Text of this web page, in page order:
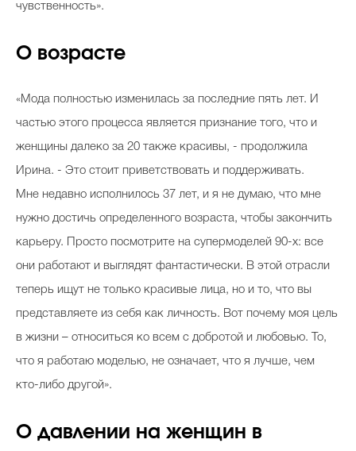
чувственность».
О возрасте
«Мода полностью изменилась за последние пять лет. И
частью этого процесса является признание того, что и
женщины далеко за 20 также красивы, - продолжила
Ирина. - Это стоит приветствовать и поддерживать.
Мне недавно исполнилось 37 лет, и я не думаю, что мне
нужно достичь определенного возраста, чтобы закончить
карьеру. Просто посмотрите на супермоделей 90-х: все
они работают и выглядят фантастически. В этой отрасли
теперь ищут не только красивые лица, но и то, что вы
представляете из себя как личность. Вот почему моя цель
в жизни – относиться ко всем с добротой и любовью. То,
что я работаю моделью, не означает, что я лучше, чем
кто-либо другой».
О давлении на женщин в